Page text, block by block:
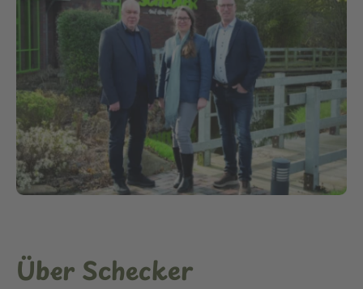
Über Schecker